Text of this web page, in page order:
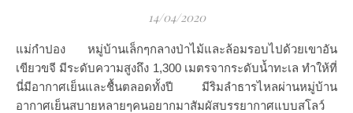
14/04/2020
แม่กำปอง หมู่บ้านเล็กๆกลางป่าไม้และล้อมรอบไปด้วยเขาอัน
เขียวขจี มีระดับความสูงถึง 1,300 เมตรจากระดับน้ำทะเล ทำให้ที่
นี่มีอากาศเย็นและชื้นตลอดทั้งปี มีริมลำธารไหลผ่านหมู่บ้าน
อากาศเย็นสบายหลายๆคนอยากมาสัมผัสบรรยากาศแบบสโลว์